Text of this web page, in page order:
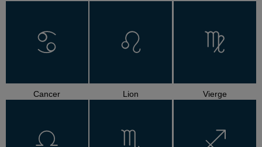
Cancer Lion Vierge